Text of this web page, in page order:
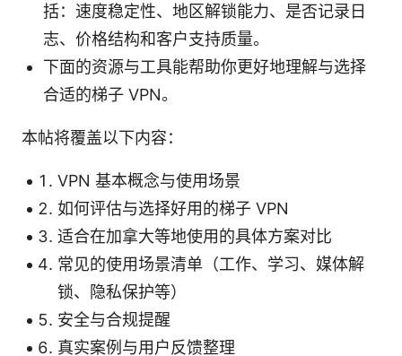
括：速度稳定性、地区解锁能力、是否记录日
志、价格结构和客户支持质量。
下面的资源与工具能帮助你更好地理解与选择
合适的梯子 VPN。
本帖将覆盖以下内容：
VPN 基本概念与使用场景
如何评估与选择好用的梯子 VPN
适合在加拿大等地使用的具体方案对比
常见的使用场景清单（工作、学习、媒体解
锁、隐私保护等）
安全与合规提醒
真实案例与用户反馈整理